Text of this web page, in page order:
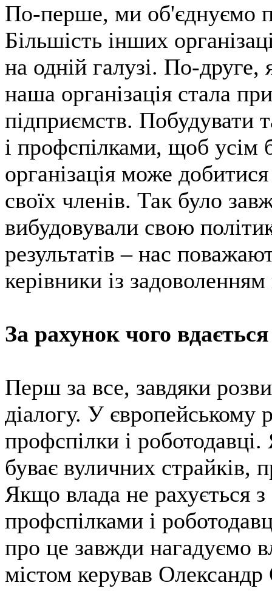
По-перше, ми об'єднуємо
Більшість інших
на одній галузі. По-
наша організація стала
підприємств. Побудувати
і профспілками, щоб усім
організація може
своїх членів. Так було
вибудовували свою
результатів – нас
керівники із
За рахунок чого
Перш за все, завдяки
діалогу. У європейському
профспілки і
буває вуличних страйків,
Якщо влада не рахується
профспілками і
про це завжди нагадуємо
містом керував